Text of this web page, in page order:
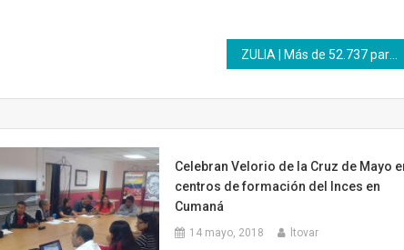
Celebran Velorio de la Cruz de Mayo
centros de formación del Inces en
Cumaná
14 mayo, 2018 ltovar